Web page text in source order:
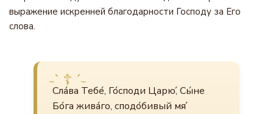
выражение искренней благодарности Господу за Его
слова.
Сла́ва Тебе́, Го́споди Царю́, Сы́не
Бо́га жива́го, сподо́бивый мя́